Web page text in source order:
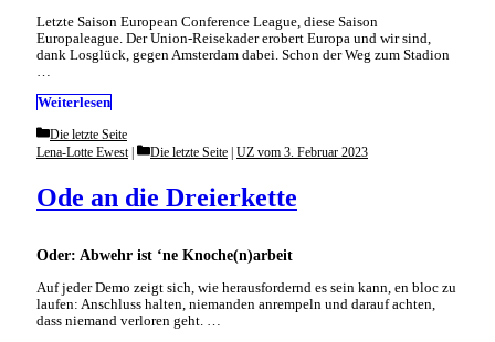
Letzte Saison European Conference League, diese Saison
Europaleague. Der Union-Reisekader erobert Europa und wir sind,
dank Losglück, gegen Amsterdam dabei. Schon der Weg zum Stadion
…
Weiterlesen
Categories
Die letzte Seite
Oder: Abwehr ist ‘ne Knoche(n)arbeit
Ode an die Dreierkette
Lena-Lotte Ewest Categories
Die letzte Seite UZ vom 3. Februar 2023
Auf jeder Demo zeigt sich, wie herausfordernd es sein kann, en bloc zu
laufen: Anschluss halten, niemanden anrempeln und darauf achten,
dass niemand verloren geht. …